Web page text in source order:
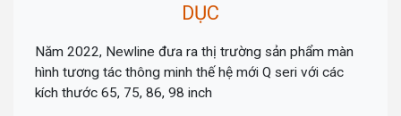
DỤC
Năm 2022, Newline đưa ra thị trường sản phẩm màn
hình tương tác thông minh thế hệ mới Q seri với các
kích thước 65, 75, 86, 98 inch